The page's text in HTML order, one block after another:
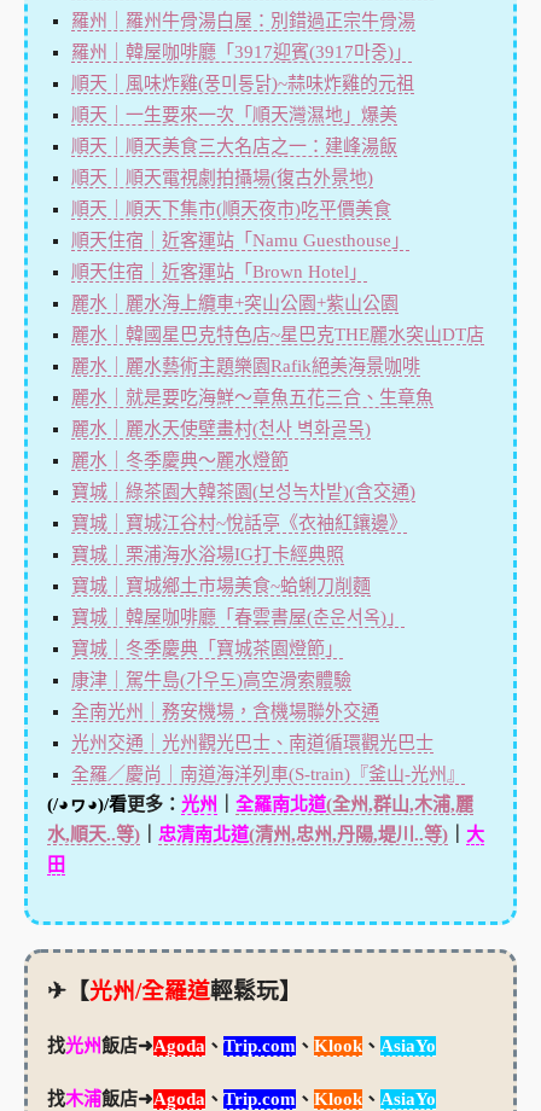
羅州｜羅州牛骨湯白屋：別錯過正宗牛骨湯
羅州｜韓屋咖啡廳「3917迎賓(3917마중)」
順天｜風味炸雞(풍미통닭)~蒜味炸雞的元祖
順天｜一生要來一次「順天灣濕地」爆美
順天｜順天美食三大名店之一：建峰湯飯
順天｜順天電視劇拍攝場(復古外景地)
順天｜順天下集市(順天夜市)吃平價美食
順天住宿｜近客運站「Namu Guesthouse」
順天住宿｜近客運站「Brown Hotel」
麗水｜麗水海上纜車+突山公園+紫山公園
麗水｜韓國星巴克特色店~星巴克THE麗水突山DT店
麗水｜麗水藝術主題樂園Rafik絕美海景咖啡
麗水｜就是要吃海鮮～章魚五花三合、生章魚
麗水｜麗水天使壁畫村(천사 벽화골목)
麗水｜冬季慶典～麗水燈節
寶城｜綠茶園大韓茶園(보성녹차밭)(含交通)
寶城｜寶城江谷村~悅話亭《衣袖紅鑲邊》
寶城｜栗浦海水浴場IG打卡經典照
寶城｜寶城鄉土市場美食~蛤蜊刀削麵
寶城｜韓屋咖啡廳「春雲書屋(춘운서옥)」
寶城｜冬季慶典「寶城茶園燈節」
康津｜駕牛島(가우도)高空滑索體驗
全南光州｜務安機場，含機場聯外交通
光州交通｜光州觀光巴士、南道循環觀光巴士
全羅／慶尚｜南道海洋列車(S-train)『釜山-光州』
(/◕ヮ◕)/看更多： 光州 全羅南北道(全州,群山,木浦,麗
水,順天..等)｜ 忠清南北道(清州,忠州,丹陽,堤川..等)｜ 大
田
✈【光州/全羅道輕鬆玩】
找光州飯店➜Agoda、 Trip.com、 Klook、 AsiaYo
找木浦飯店➜Agoda 、 Trip.com 、 Klook、 AsiaYo